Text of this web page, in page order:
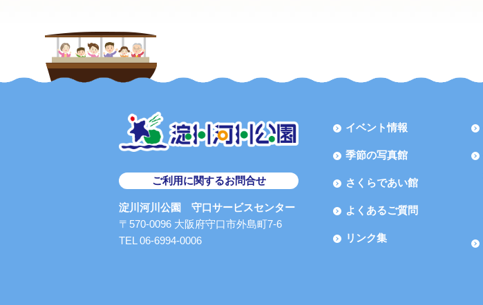
ご利用に関するお問合せ
淀川河川公園 守口サービスセンター
〒570-0096 大阪府守口市外島町7-6
TEL 06-6994-0006
イベント情報
季節の写真館
さくらであい館
よくあるご質問
リンク集